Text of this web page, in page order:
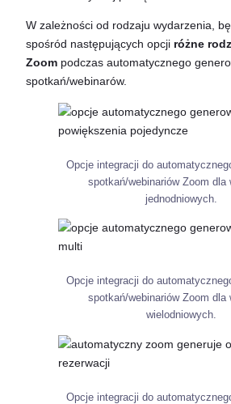
W zależności od rodzaju wydarzenia,
spośród następujących opcji różne
Zoom podczas automatycznego
spotkań/webinarów.
Opcje integracji do
spotkań/webinariów Zoom dla
jednodniowych.
Opcje integracji do
spotkań/webinariów Zoom dla
wielodniowych.
Opcje integracji do